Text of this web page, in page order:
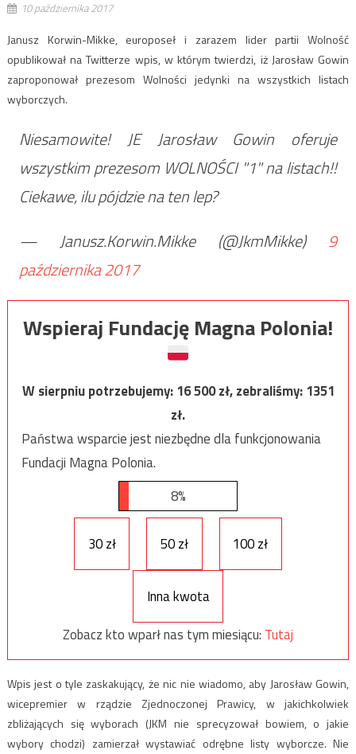
10 października 2017
Janusz Korwin-Mikke, europoseł i zarazem lider partii Wolność
opublikował na Twitterze wpis, w którym twierdzi, iż Jarosław Gowin
zaproponował prezesom Wolności jedynki na wszystkich listach
wyborczych.
Niesamowite! JE Jarosław Gowin oferuje
wszystkim prezesom WOLNOŚCI "1" na listach!!
Ciekawe, ilu pójdzie na ten lep?
— Janusz.Korwin.Mikke (@JkmMikke) 9
października 2017
Wspieraj Fundację Magna Polonia!
W sierpniu potrzebujemy:16 500zł, zebraliśmy:1351
zł.
Państwa wsparcie jest niezbędne dla funkcjonowania
Fundacji Magna Polonia.
8%
30 zł 50 zł 100 zł
Inna kwota
Zobacz kto wparł nas tym miesiącu: Tutaj
Wpis jest o tyle zaskakujący, że nic nie wiadomo, aby Jarosław Gowin,
wicepremier w rządzie Zjednoczonej Prawicy, w jakichkolwiek
zbliżających się wyborach (JKM nie sprecyzował bowiem, o jakie
wybory chodzi) zamierzał wystawiać odrębne listy wyborcze. Nie